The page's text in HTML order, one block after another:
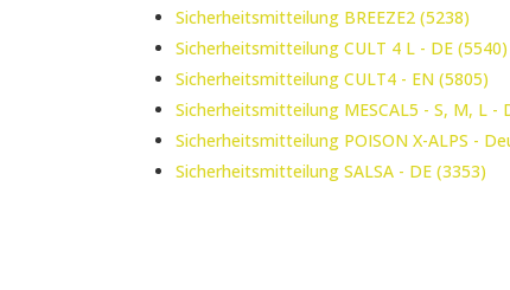
Sicherheitsmitteilung BREEZE2 (5238)
Sicherheitsmitteilung CULT 4 L - DE (5540)
Sicherheitsmitteilung CULT4 - EN (5805)
Sicherheitsmitteilung MESCAL5 - S, M, L -
Sicherheitsmitteilung POISON X-ALPS -
Sicherheitsmitteilung SALSA - DE (3353)